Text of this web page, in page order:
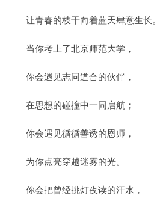
让青春的枝干向着蓝天肆意生长。
当你考上了北京师范大学，
你会遇见志同道合的伙伴，
在思想的碰撞中一同启航；
你会遇见循循善诱的恩师，
为你点亮穿越迷雾的光。
你会把曾经挑灯夜读的汗水，